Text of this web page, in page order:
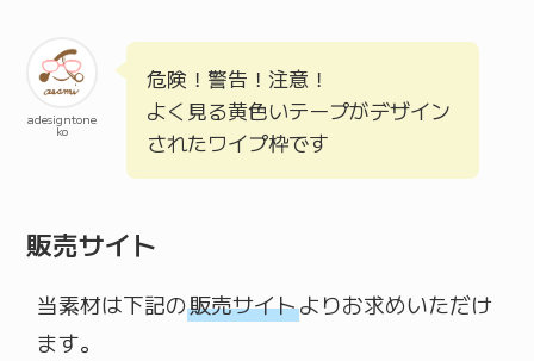
adesigntone
ko
危険！警告！注意！
よく見る黄色いテープがデザイン
されたワイプ枠です
販売サイト
当素材は下記の販売サイトよりお求めいただけ
ます。